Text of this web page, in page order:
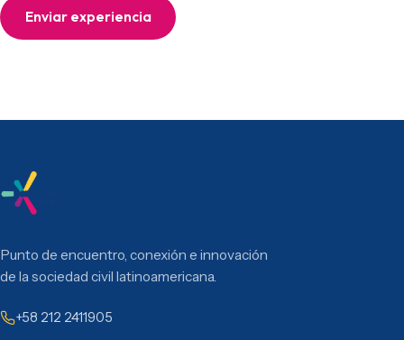
Enviar experiencia
Punto de encuentro, conexión e innovación
de la sociedad civil latinoamericana.
+58 212 2411905